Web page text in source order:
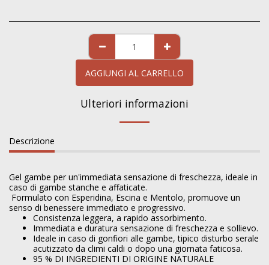
AGGIUNGI AL CARRELLO
Ulteriori informazioni
Descrizione
Gel gambe per un'immediata sensazione di freschezza, ideale in
caso di gambe stanche e affaticate.
Formulato con Esperidina, Escina e Mentolo, promuove un
senso di benessere immediato e progressivo.
Consistenza leggera, a rapido assorbimento.
Immediata e duratura sensazione di freschezza e sollievo.
Ideale in caso di gonfiori alle gambe, tipico disturbo serale
acutizzato da climi caldi o dopo una giornata faticosa.
95 % DI INGREDIENTI DI ORIGINE NATURALE